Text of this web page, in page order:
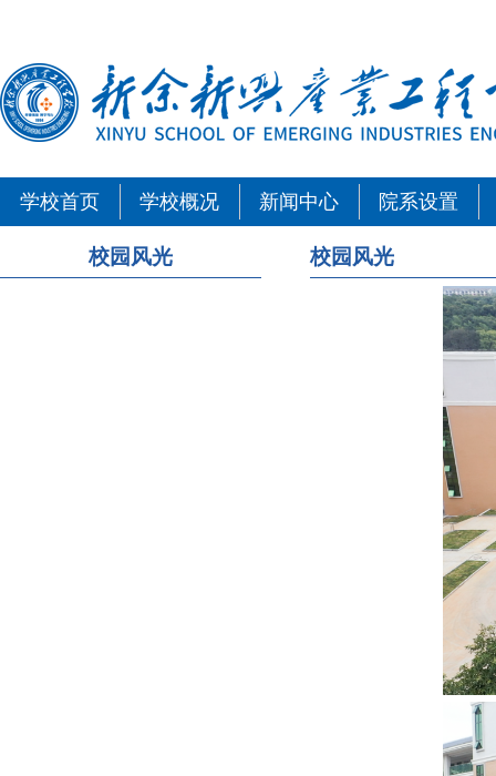
学校首页 学校概况 新闻中心 院系设置
校园风光 校园风光